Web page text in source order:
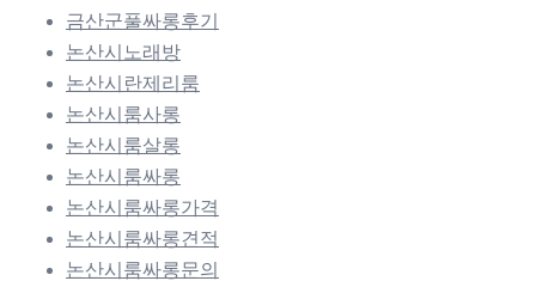
금산군풀싸롱후기
논산시노래방
논산시란제리룸
논산시룸사롱
논산시룸살롱
논산시룸싸롱
논산시룸싸롱가격
논산시룸싸롱견적
논산시룸싸롱문의